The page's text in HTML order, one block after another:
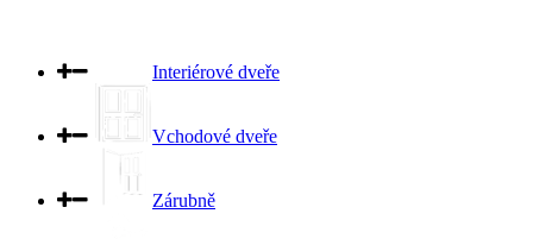
Interiérové dveře
Vchodové dveře
Zárubně